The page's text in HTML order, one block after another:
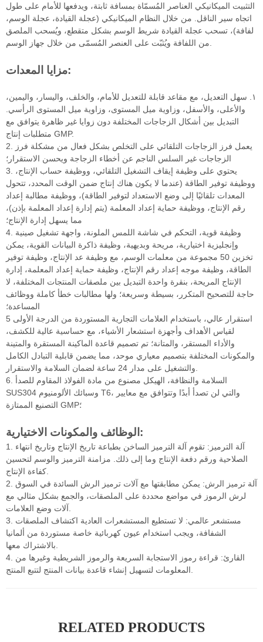
التثبيت الميكانيكي العناصر المُسمّاة بمسافة ثابتة، ويدفعها للأمام على طول
اتجاه سير الناقل. من خلال النظام الميكانيكي (عجلة القيادة، عجلة الوسم،
لفافة)، تسحب عجلة القيادة شريط الوسم بشكل متقطع، ويُسحب الملصق
مزايا المعدات:
١. سهل التعديل، مع مقاعد قابلة للتعديل للأمام، والخلف، واليسار، واليمين،
والأعلى، والأسفل، وزاوية ميل المستوى، وزاوية ميل المستوى الرأسي.
التبديل بين أشكال الزجاجات المختلفة دون زوايا غير ظاهرة يتوافق مع
متطلبات إنتاج GMP.
2. يعمل فرز الزجاجات التلقائي على التخلص بشكل فعال من مشكلة فرز
الزجاجات غير السلس الناجم عن أخطاء الزجاجة ويحسن الاستقرار؛
3. يحتوي على وظيفة إيقاف التشغيل التلقائي، ووظيفة حساب الإنتاج،
ووظيفة توفير الطاقة (عندما لا يكون هناك إنتاج ضمن الوقت المحدد، تتحول
المعدات تلقائيًا إلى وضع الاستعداد لتوفير الطاقة)، ووظيفة مطالبة إعداد
رقم الإنتاج، ووظيفة حماية إعداد المعلمة (يتم إدارة إعداد المعلمة بإذن)،
مما يسهل إدارة الإنتاج؛
4. وظيفة قوية، التحكم في شاشة اللمس الملونة، واجهة تشغيل صينية
وإنجليزية اختيارية، مريحة وبديهية، وظيفة ذاكرة البيانات القوية، يمكن
تخزين 50 مجموعة من معلمات الوسم، مع وظيفة عد الإنتاج، وظيفة توفير
الطاقة، وظيفة موجه إعداد رقم الإنتاج، وظيفة حماية إعداد المعلمة، إدارة
الإنتاج المريحة، بنقرة واحدة التبديل بين ملصقات المنتجات المختلفة، لا
حاجة للتصحيح المتكرر، بسيطة وسريعة؛ ولها مطالبات خطأ كاملة ووظائف
المساعدة؛
5 استقرار عالي، باستخدام العلامات التجارية المستوردة من الدرجة الأولى
لقياس الأهداف وأجهزة استشعار الأشياء، مع حساسية عالية للكشف،
والأداء المستقر، والمتانة؛ تم تصميم قاعدة الماكينة المستقرة والمتينة
والمكونات المختلفة بتصميم معياري موحد، مما يضمن قابلية التبادل الكامل
6. السلامة والنظافة، الهيكل مصنوع من مادة الفولاذ المقاوم للصدأ
SUS304 وسبائك الألومنيوم T6، والتي لن تصدأ أبدًا وتتوافق مع معايير
التصنيع الممتازة GMP؛
الوظائف والمكونات الاختيارية:
1. آلة الترميز: تقوم آلة الترميز الساخن بطباعة تاريخ الإنتاج وتاريخ انتهاء
الصلاحية ورقم دفعة الإنتاج وما إلى ذلك. مزامنة الترميز والوسم لتحسين
2. آلة ترميز الرش: يمكن مطابقتها مع آلات ترميز الرش السائدة في السوق
لرش الرموز في مواضع محددة على الملصقات، والجمع بشكل مثالي مع
3. مستشعر عالمي: لا تستطيع المستشعرات العادية اكتشاف الملصقات
الشفافة، ويجب استخدام عيون كهربائية خاصة مستوردة من ألمانيا
4. القارئ: قراءة رموز الاستجابة السريعة والرموز الشريطية وغيرها من
RELATED PRODUCTS